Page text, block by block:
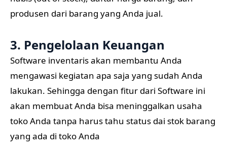
produsen dari barang yang Anda jual.
3. Pengelolaan Keuangan
Software inventaris akan membantu Anda
mengawasi kegiatan apa saja yang sudah Anda
lakukan. Sehingga dengan fitur dari Software ini
akan membuat Anda bisa meninggalkan usaha
toko Anda tanpa harus tahu status dai stok barang
yang ada di toko Anda